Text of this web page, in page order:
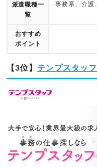
派遣職種一
覧
事務系、介護
おすすめ
ポイント
【3位】 テンプスタッフ